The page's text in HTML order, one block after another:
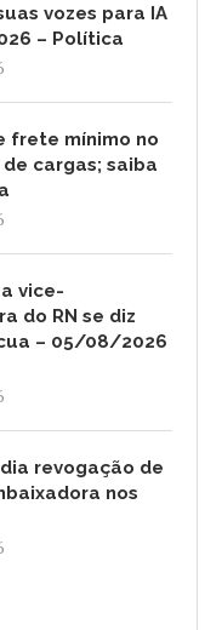
vozes para IA
– Política
frete mínimo no
cargas; saiba
vice-
do RN se diz
– 05/08/2026
revogação de
nos